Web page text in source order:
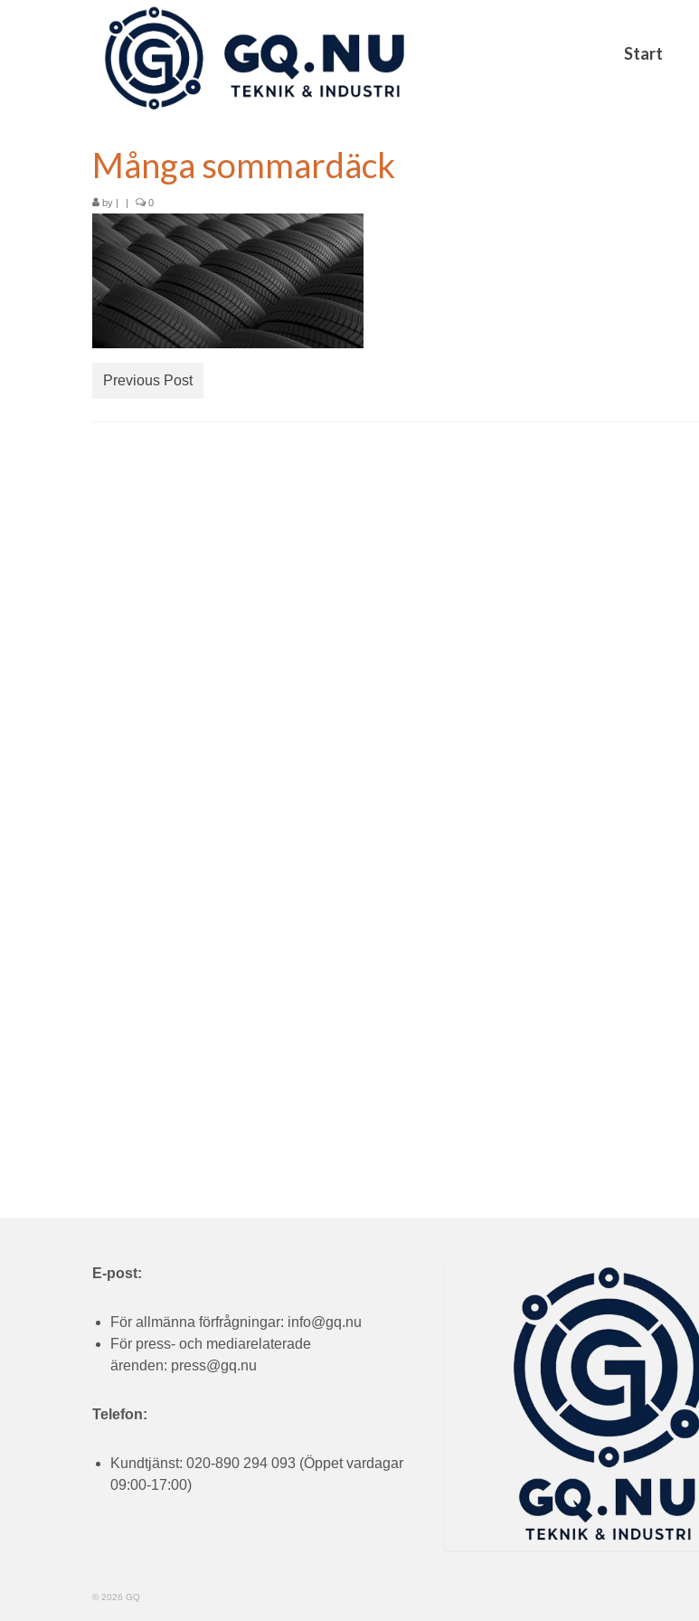
Start
Många sommardäck
by | | 0
Previous Post
E-post:
För allmänna förfrågningar: info@gq.nu
För press- och mediarelaterade
ärenden: press@gq.nu
Telefon:
Kundtjänst: 020-890 294 093 (Öppet vardagar
09:00-17:00)
© 2026 GQ